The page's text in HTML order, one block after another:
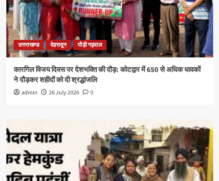
उत्तराखण्ड देहरादून पौड़ी गढ़वाल
कारगिल विजय दिवस पर देशभक्ति की दौड़: कोटद्वार में 650 से अधिक धावकों
ने दौड़कर शहीदों को दी श्रद्धांजलि
admin 26 July 2026 0